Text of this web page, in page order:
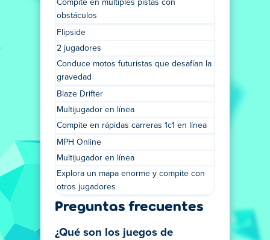
Compite en múltiples pistas con
obstáculos
Flipside
2 jugadores
Conduce motos futuristas que desafían la
gravedad
Blaze Drifter
Multijugador en línea
Compite en rápidas carreras 1c1 en línea
MPH Online
Multijugador en línea
Explora un mapa enorme y compite con
otros jugadores
Preguntas frecuentes
¿Qué son los juegos de